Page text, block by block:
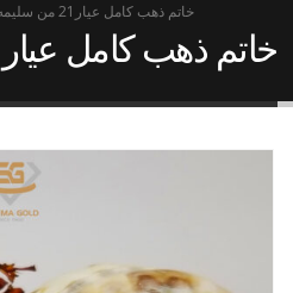
خاتم ذهب كامل عيار21 من سليمه جولد
خاتم ذهب كامل عيار21 من سليمه جولد